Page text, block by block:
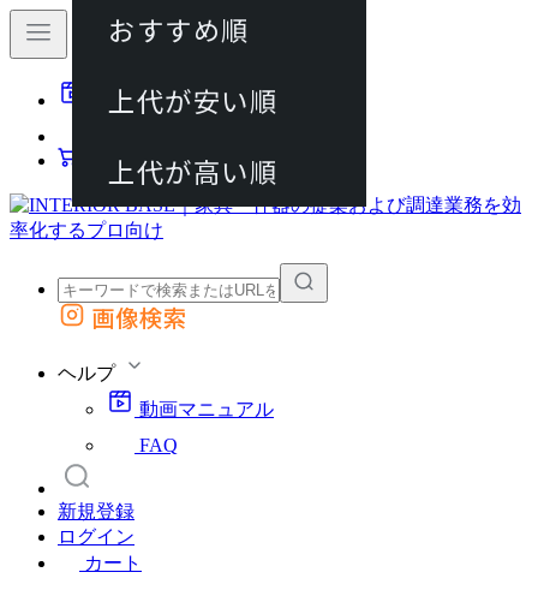
動画マニュアル
カート
外部サイトの商品をカートに追加
画像検索
ヘルプ
動画マニュアル
FAQ
新規登録
ログイン
カート
おすすめ順
上代が安い順
上代が高い順